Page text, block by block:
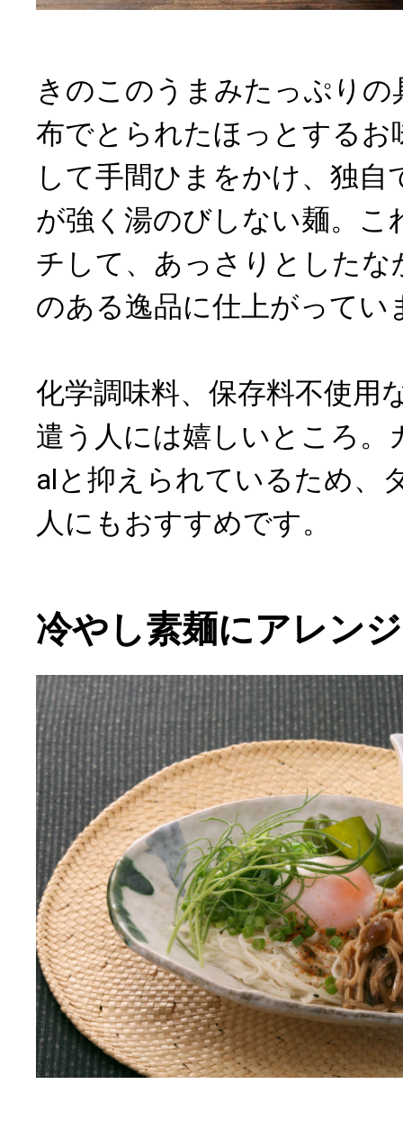
きのこのうまみたっぷり
布でとられたほっとするお
して手間ひまをかけ、独自
が強く湯のびしない麺。こ
チして、あっさりとした
のある逸品に仕上がってい
化学調味料、保存料不使用
遣う人には嬉しいところ。
alと抑えられているため、
人にもおすすめです。
冷やし素麺にアレン